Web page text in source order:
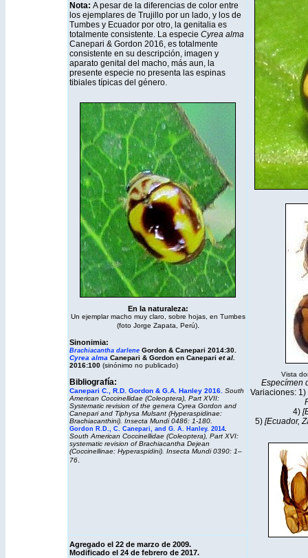
Nota: A pesar de la diferencias de color entre
los ejemplares de Trujillo por un lado, y los de
Tumbes y Ecuador por otro, la genitalia es
totalmente consistente. La especie Cyrea alma
Canepari & Gordon 2016, es totalmente
consistente en su descripción, imagen y
aparato genital del macho, más aun, la
presente especie no presenta las espinas
tibiales típicas del género.
En la naturaleza:
Un ejemplar macho muy claro, sobre hojas, en Tumbes
(foto Jorge Zapata, Perú).
Sinonimia:
Brachiacantha darlene Gordon & Canepari 2014:30.
Cyrea alma Canepari & Gordon en Canepari et al.
2016:100 (sinónimo no publicado)
Bibliografía:
Canepari C., R.D. Gordon & G.A. Hanley 2016. South
American Coccinellidae (Coleoptera), Part XVII:
Systematic revision of the genera Cyrea Gordon and
Canepari and Tiphysa Mulsant (Hyperaspidinae:
Brachiacanthini). Insecta Mundi0486: 1-180.
Gordon R.D., C. Canepari, and G. A. Hanley. 2014
South American Coccinellidae (Coleoptera), Part XVI:
systematic revision ofBrachiacantha Dejean
(Coccinellinae: Hyperaspidini). Insecta Mundi0390: 1–
76.
Vista
Especímen
Variaciones: 1)
4)
5)[Ecuador,
Agregado el 22 de marzo de 2009.
Modificado el 24 de febrero de 2017.